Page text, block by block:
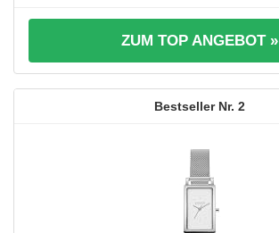
ZUM TOP ANGEBOT »
2